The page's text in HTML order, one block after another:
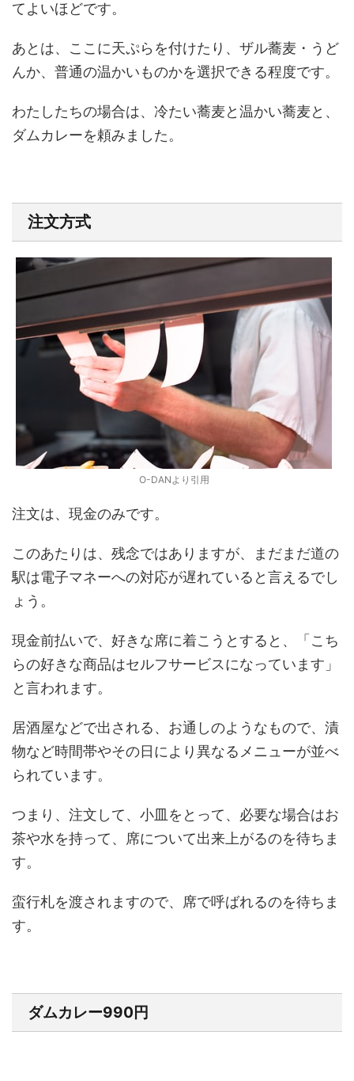
てよいほどです。
あとは、ここに天ぷらを付けたり、ザル蕎麦・うど
んか、普通の温かいものかを選択できる程度です。
わたしたちの場合は、冷たい蕎麦と温かい蕎麦と、
ダムカレーを頼みました。
注文方式
O-DANより引用
注文は、現金のみです。
このあたりは、残念ではありますが、まだまだ道の
駅は電子マネーへの対応が遅れていると言えるでし
ょう。
現金前払いで、好きな席に着こうとすると、「こち
らの好きな商品はセルフサービスになっています」
と言われます。
居酒屋などで出される、お通しのようなもので、漬
物など時間帯やその日により異なるメニューが並べ
られています。
つまり、注文して、小皿をとって、必要な場合はお
茶や水を持って、席について出来上がるのを待ちま
す。
蛮行札を渡されますので、席で呼ばれるのを待ちま
す。
ダムカレー990円